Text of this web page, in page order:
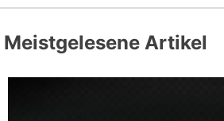
Meistgelesene Artikel